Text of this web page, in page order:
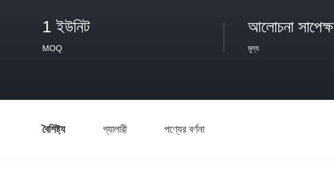
1 ইউনিট
MOQ
আলোচনা সাপেক্ষ
মূল্য
বৈশিষ্ট্য গ্যালারী পণ্যের বর্ণনা